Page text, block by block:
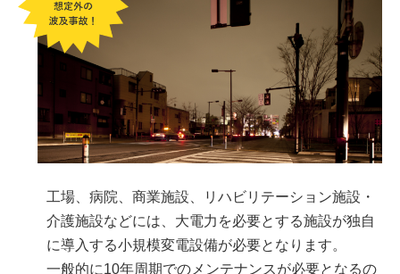
工場、病院、商業施設、リハビリテーション施設・
介護施設などには、大電力を必要とする施設が独自
に導入する小規模変電設備が必要となります。
一般的に10年周期でのメンテナンスが必要となるの